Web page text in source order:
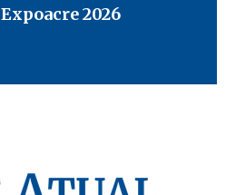
Expoacre 2026